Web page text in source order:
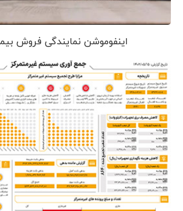
اینفوموشن نمایندگی فروش